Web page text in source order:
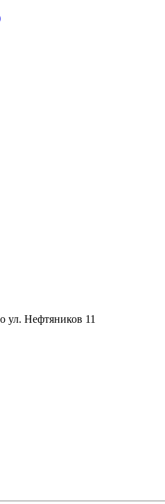
ул. Нефтяников 11